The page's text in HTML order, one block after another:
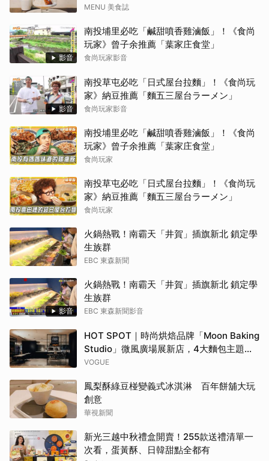
看夜間展演，這周末就這樣安排吧！
MENU 美食誌
影音
南投埔里必吃「鹹甜噴香雞滷飯」！《食尚
玩家》曾子余推薦「葉家庄食堂」
食尚玩家影音
影音
南投草屯必吃「日式屋台拉麵」！《食尚玩
家》納豆推薦「麵五三屋台ラーメン」
食尚玩家影音
南投埔里必吃「鹹甜噴香雞滷飯」！《食尚
玩家》曾子余推薦「葉家庄食堂」
食尚玩家
南投草屯必吃「日式屋台拉麵」！《食尚玩
家》納豆推薦「麵五三屋台ラーメン」
食尚玩家
火鍋熱戰！南霸天「井賀」插旗新北 鎖定學
生族群
EBC 東森新聞
影音
火鍋熱戰！南霸天「井賀」插旗新北 鎖定學
生族群
EBC 東森新聞影音
HOT SPOT｜時尚烘焙品牌「Moon Baking
Studio」微風廣場展新店，4大麵包主題早
午餐、時令風味甜點，再定義你的用餐日常
VOGUE
鳳梨酥綠豆椪變義式冰淇淋 百年餅舖大玩
創意
華視新聞
新光三越中秋禮盒開賣！255款送禮清單一
次看，蛋黃酥、日韓甜點全都有